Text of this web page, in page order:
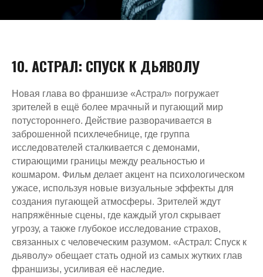
10. АСТРАЛ: СПУСК К ДЬЯВОЛУ
Новая глава во франшизе «Астрал» погружает
зрителей в ещё более мрачный и пугающий мир
потустороннего. Действие разворачивается в
заброшенной психлечебнице, где группа
исследователей сталкивается с демонами,
стирающими границы между реальностью и
кошмаром. Фильм делает акцент на психологическом
ужасе, используя новые визуальные эффекты для
создания пугающей атмосферы. Зрителей ждут
напряжённые сцены, где каждый угол скрывает
угрозу, а также глубокое исследование страхов,
связанных с человеческим разумом. «Астрал: Спуск к
дьяволу» обещает стать одной из самых жутких глав
франшизы, усиливая её наследие.